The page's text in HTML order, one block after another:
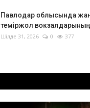
Павлодар облысында
теміржол
Шілде 31, 2026 0 377